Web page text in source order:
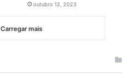
outubro 12, 2023
Carregar mais